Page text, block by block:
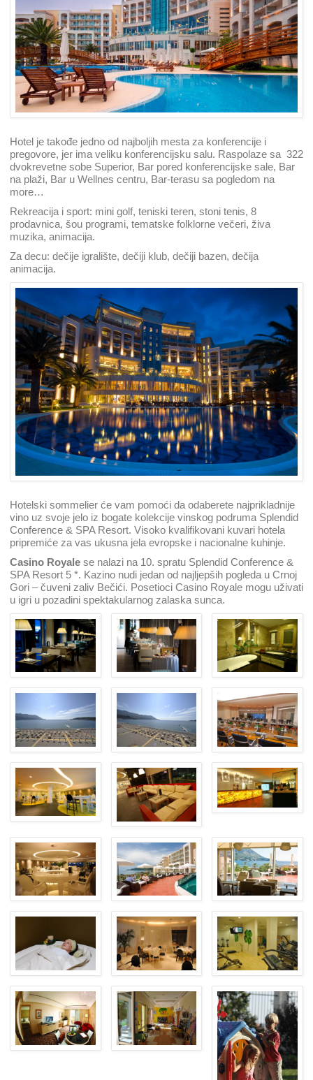
Hotel je takođe jedno od najboljih mesta za konferencije i
pregovore, jer ima veliku konferencijsku salu. Raspolaze sa 322
dvokrevetne sobe Superior, Bar pored konferencijske sale, Bar
na plaži, Bar u Wellnes centru, Bar-terasu sa pogledom na
more…
Rekreacija i sport: mini golf, teniski teren, stoni tenis, 8
prodavnica, šou programi, tematske folklorne večeri, živa
muzika, animacija.
Za decu: dečije igralište, dečiji klub, dečiji bazen, dečija
animacija.
Hotelski sommelier će vam pomoći da odaberete najprikladnije
vino uz svoje jelo iz bogate kolekcije vinskog podruma Splendid
Conference & SPA Resort. Visoko kvalifikovani kuvari hotela
pripremiće za vas ukusna jela evropske i nacionalne kuhinje.
Casino Royale se nalazi na 10. spratu Splendid Conference &
SPA Resort 5 *. Kazino nudi jedan od najljepših pogleda u Crnoj
Gori – čuveni zaliv Bečići. Posetioci Casino Royale mogu uživati
u igri u pozadini spektakularnog zalaska sunca.